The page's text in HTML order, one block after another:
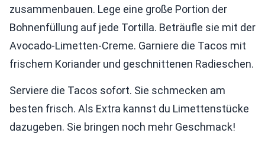
zusammenbauen. Lege eine große Portion der
Bohnenfüllung auf jede Tortilla. Beträufle sie mit der
Avocado-Limetten-Creme. Garniere die Tacos mit
frischem Koriander und geschnittenen Radieschen.
Serviere die Tacos sofort. Sie schmecken am
besten frisch. Als Extra kannst du Limettenstücke
dazugeben. Sie bringen noch mehr Geschmack!